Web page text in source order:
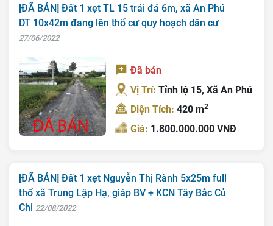
[ĐÃ BÁN] Đất 1 xẹt TL 15 trải đá 6m, xã An Phú
DT 10x42m đang lên thổ cư quy hoạch dân cư
27/06/2022
Đã bán
Vị Trí:Tỉnh lộ 15, Xã An Phú
Diện Tích:420 m2
Giá: 1.800.000.000 VNĐ
[ĐÃ BÁN] Đất 1 xẹt Nguyễn Thị Rành 5x25m full
thổ xã Trung Lập Hạ, giáp BV + KCN Tây Bắc Củ
Chi 22/08/2022